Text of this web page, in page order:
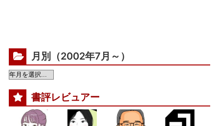
月別（2002年7月～）
書評レビュアー